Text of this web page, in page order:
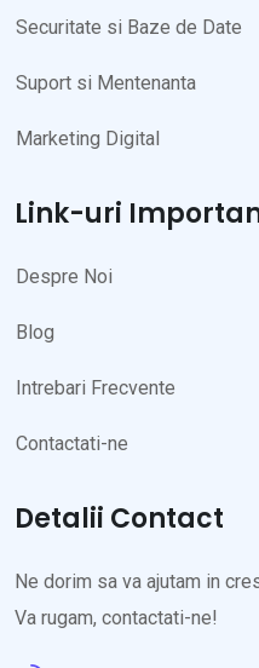
Securitate si Baze de Date
Suport si Mentenanta
Marketing Digital
Link-uri
Despre Noi
Blog
Intrebari Frecvente
Contactati-ne
Detalii Contact
Ne dorim sa va ajutam in
Va rugam, contactati-ne!